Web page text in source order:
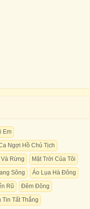
Em
Ngợi Hồ Chủ Tịch
Và Rừng
Mặt Trời Của Tôi
Sông
Áo Lụa Hà Đông
Rũ
Đêm Đông
Tất Thắng